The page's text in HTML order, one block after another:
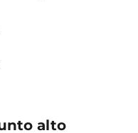
alto